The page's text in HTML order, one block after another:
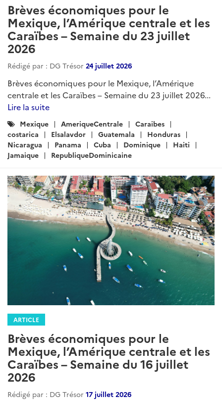
Brèves économiques pour le
Mexique, l’Amérique centrale et les
Caraïbes – Semaine du 23 juillet
2026
Rédigé par : DG Trésor 24 juillet 2026
Brèves économiques pour le Mexique, l’Amérique
centrale et les Caraïbes – Semaine du 23 juillet 2026...
Lire la suite
Catégories
:
Mexique AmeriqueCentrale
Caraibes
costarica
Elsalavdor Guatemala
Honduras
Nicaragua
Panama Cuba Dominique
Haiti
Jamaique
RepubliqueDominicaine
ARTICLE
Brèves économiques pour le
Mexique, l’Amérique centrale et les
Caraïbes – Semaine du 16 juillet
2026
Rédigé par : DG Trésor 17 juillet 2026